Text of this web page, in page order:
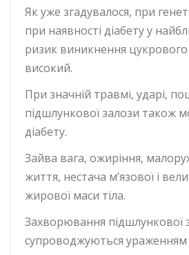
Як уже згадувалося, при
при наявності діабету у
ризик виникнення цукрового
високий.
При значній травмі, ударі,
підшлункової залози також
діабету.
Зайва вага, ожиріння,
життя, нестача м’язової і
жирової маси тіла.
Захворювання підшлункової
супроводжуються ураженням